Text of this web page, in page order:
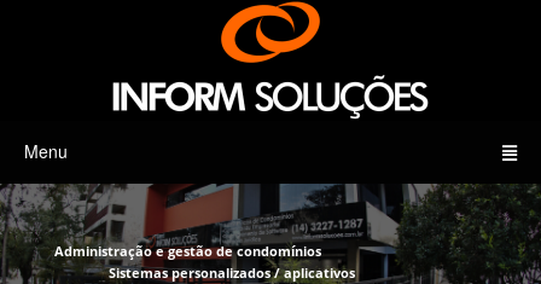
Menu
Administração e gestão de condomínios
Sistemas personalizados / aplicativos